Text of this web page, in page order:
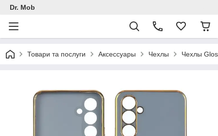
Dr. Mob
Товари та послуги Аксессуары Чехлы Чехлы